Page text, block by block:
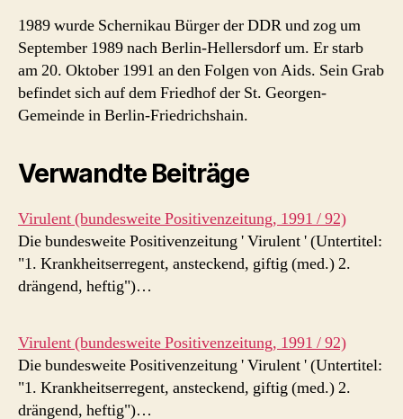
1989 wurde Schernikau Bürger der DDR und zog um
September 1989 nach Berlin-Hellersdorf um. Er starb
am 20. Oktober 1991 an den Folgen von Aids. Sein Grab
befindet sich auf dem Friedhof der St. Georgen-
Gemeinde in Berlin-Friedrichshain.
Verwandte Beiträge
Virulent (bundesweite Positivenzeitung, 1991 / 92)
Die bundesweite Positivenzeitung ' Virulent ' (Untertitel:
"1. Krankheitserregent, ansteckend, giftig (med.) 2.
drängend, heftig")…
Virulent (bundesweite Positivenzeitung, 1991 / 92)
Die bundesweite Positivenzeitung ' Virulent ' (Untertitel:
"1. Krankheitserregent, ansteckend, giftig (med.) 2.
drängend, heftig")…